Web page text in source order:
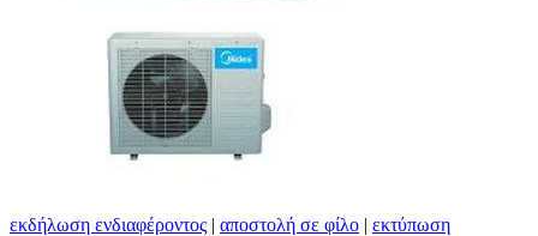
εκδήλωση ενδιαφέροντος | αποστολή σε φίλο | εκτύπωση